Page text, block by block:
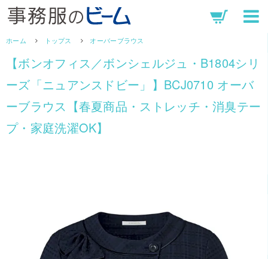
ホーム トップス オーバーブラウス
【ボンオフィス／ボンシェルジュ・B1804シリ
ーズ「ニュアンスドビー」】BCJ0710 オーバ
ーブラウス【春夏商品・ストレッチ・消臭テー
プ・家庭洗濯OK】